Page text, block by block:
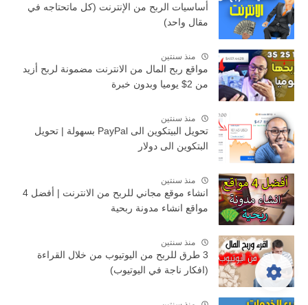
أساسيات الربح من الإنترنت (كل ماتحتاجه في
مقال واحد)
منذ سنتين
مواقع ربح المال من الانترنت مضمونة لربح أزيد
من 2$ يوميا وبدون خبرة
منذ سنتين
تحويل البيتكوين الى PayPal بسهولة | تحويل
البتكوين الى دولار
منذ سنتين
انشاء موقع مجاني للربح من الانترنت | أفضل 4
مواقع انشاء مدونة ربحية
منذ سنتين
3 طرق للربح من اليوتيوب من خلال القراءة
(افكار ناجة في اليوتيوب)